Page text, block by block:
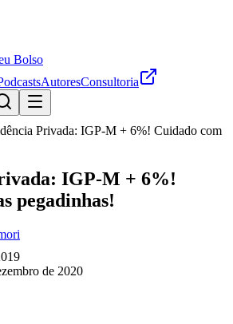
Bolso
AutoresConsultoria
Privada: IGP-M + 6%! Cuidado com
IGP-M + 6%!
pegadinhas!
de 2020